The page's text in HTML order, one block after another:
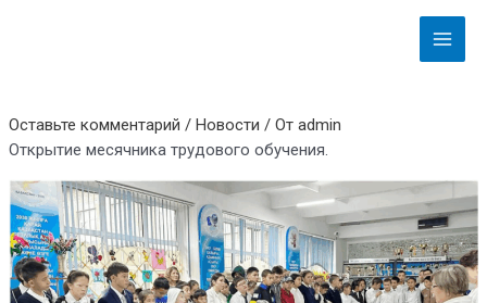
Main
Menu
Оставьте комментарий /Новости / Отadmin
Открытие месячника трудового обучения.